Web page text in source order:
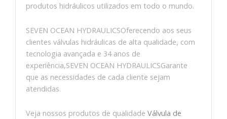
produtos hidráulicos utilizados em todo o mundo.
SEVEN OCEAN HYDRAULICSOferecendo aos seus
clientes válvulas hidráulicas de alta qualidade, com
tecnologia avançada e 34 anos de
experiência,SEVEN OCEAN HYDRAULICSGarante
que as necessidades de cada cliente sejam
atendidas.
Veja nossos produtos de qualidade Válvula de